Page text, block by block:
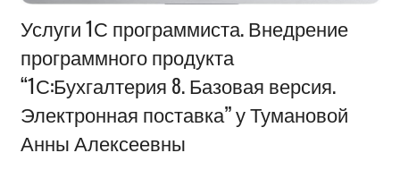
Информация
Услуги 1С программиста. Внедрение
программного продукта
“1С:Бухгалтерия 8. Базовая версия.
Электронная поставка” у Тумановой
Анны Алексеевны